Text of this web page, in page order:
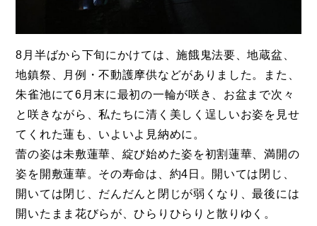
8月半ばから下旬にかけては、施餓鬼法要、地蔵盆、
地鎮祭、月例・不動護摩供などがありました。また、
朱雀池にて6月末に最初の一輪が咲き、お盆まで次々
と咲きながら、私たちに清く美しく逞しいお姿を見せ
てくれた蓮も、いよいよ見納めに。
蕾の姿は未敷蓮華、綻び始めた姿を初割蓮華、満開の
姿を開敷蓮華。その寿命は、約4日。開いては閉じ、
開いては閉じ、だんだんと閉じが弱くなり、最後には
開いたまま花びらが、ひらりひらりと散りゆく。